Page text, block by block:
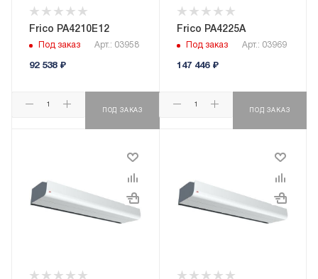
Frico PA4210E12
Под заказ Арт.: 03958
92 538₽
ПОД ЗАКАЗ
Frico PA4225A
Под заказ Арт.: 03969
147 446₽
ПОД ЗАКАЗ